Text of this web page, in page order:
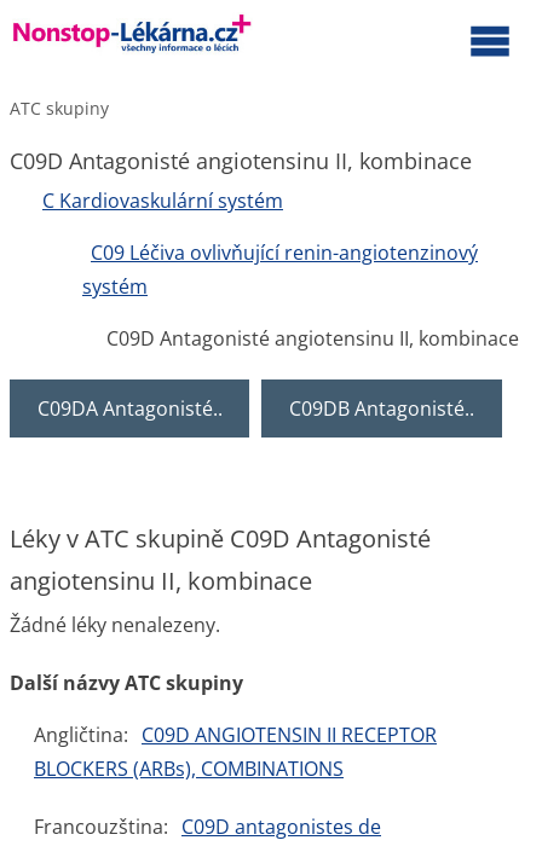
ATC skupiny
C09D Antagonisté angiotensinu II, kombinace
C Kardiovaskulární systém
C09 Léčiva ovlivňující renin-angiotenzinový
systém
C09D Antagonisté angiotensinu II, kombinace
C09DA Antagonisté.. C09DB Antagonisté..
Léky v ATC skupině C09D Antagonisté
angiotensinu II, kombinace
Žádné léky nenalezeny.
Další názvy ATC skupiny
Angličtina: C09D ANGIOTENSIN II RECEPTOR
BLOCKERS (ARBs), COMBINATIONS
Francouzština: C09D antagonistes de